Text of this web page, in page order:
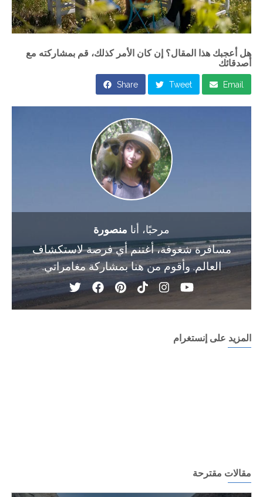
هل أعجبك هذا المقال؟ إن كان الأمر كذلك، قم بمشاركته مع
أصدقائك
Share Tweet Email
مرحبًا، أنا منصورة
مسافرة شغوفة، أغتنم أي فرصة لاستكشاف
العالم. وأقوم من هنا بمشاركة مغامراتي.
المزيد على إنستغرام
مقالات مقترحة